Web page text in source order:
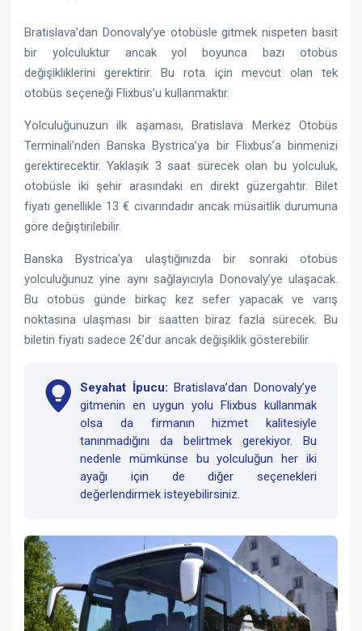
Bratislava’dan Donovaly’ye otobüsle gitmek nispeten basit
bir yolculuktur ancak yol boyunca bazı otobüs
değişikliklerini gerektirir. Bu rota için mevcut olan tek
otobüs seçeneği Flixbus’u kullanmaktır.
Yolculuğunuzun ilk aşaması, Bratislava Merkez Otobüs
Terminali’nden Banska Bystrica’ya bir Flixbus’a binmenizi
gerektirecektir. Yaklaşık 3 saat sürecek olan bu yolculuk,
otobüsle iki şehir arasındaki en direkt güzergahtır. Bilet
fiyatı genellikle 13 € civarındadır ancak müsaitlik durumuna
göre değiştirilebilir.
Banska Bystrica’ya ulaştığınızda bir sonraki otobüs
yolculuğunuz yine aynı sağlayıcıyla Donovaly’ye ulaşacak.
Bu otobüs günde birkaç kez sefer yapacak ve varış
noktasına ulaşması bir saatten biraz fazla sürecek. Bu
biletin fiyatı sadece 2€’dur ancak değişiklik gösterebilir.
Seyahat İpucu: Bratislava’dan Donovaly’ye
gitmenin en uygun yolu Flixbus kullanmak
olsa da firmanın hizmet kalitesiyle
tanınmadığını da belirtmek gerekiyor. Bu
nedenle mümkünse bu yolculuğun her iki
ayağı için de diğer seçenekleri
değerlendirmek isteyebilirsiniz.